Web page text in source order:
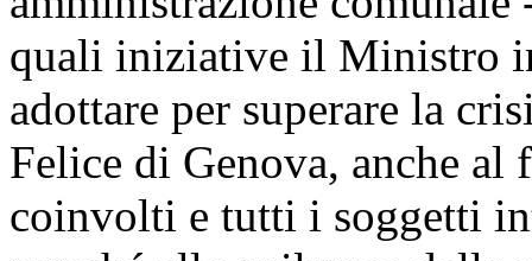
quali iniziative il Ministro
adottare per superare la
Felice di Genova, anche
coinvolti e tutti i soggetti